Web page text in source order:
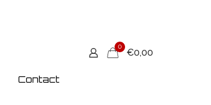
Contact
0
€0,00